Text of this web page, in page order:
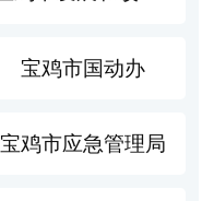
宝鸡市国动办
宝鸡市应急管理局